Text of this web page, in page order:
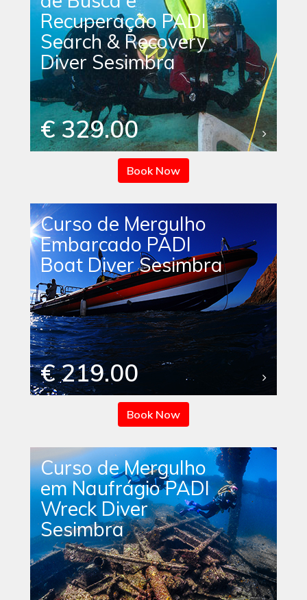
Recuperação PADI
Search & Recovery
Diver Sesimbra
€ 329.00
Book Now
Curso de Mergulho
Embarcado PADI
Boat Diver Sesimbra
€ 219.00
Book Now
Curso de Mergulho
em Naufrágio PADI
Wreck Diver
Sesimbra